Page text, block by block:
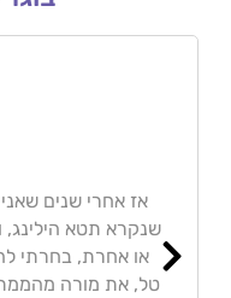
אז אחרי שנים
שנקרא תטא הילינג,
או אחרת, בחרתי
טל, את מורה